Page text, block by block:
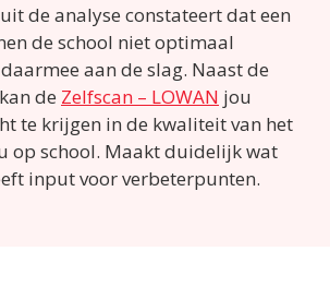
de analyse constateert dat een
de school niet optimaal
aan de slag. Naast de
de Zelfscan – LOWAN jou
te krijgen in de kwaliteit van het
op school. Maakt duidelijk wat
input voor verbeterpunten.